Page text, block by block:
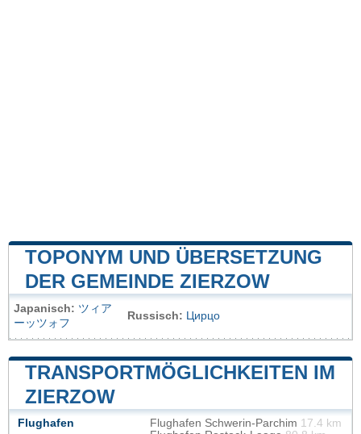
TOPONYM UND ÜBERSETZUNG
DER GEMEINDE ZIERZOW
Japanisch: ツィア
ーッツォフ
Russisch: Цирцо
TRANSPORTMÖGLICHKEITEN IM
ZIERZOW
Flughafen Flughafen Schwerin-Parchim 17.4 km